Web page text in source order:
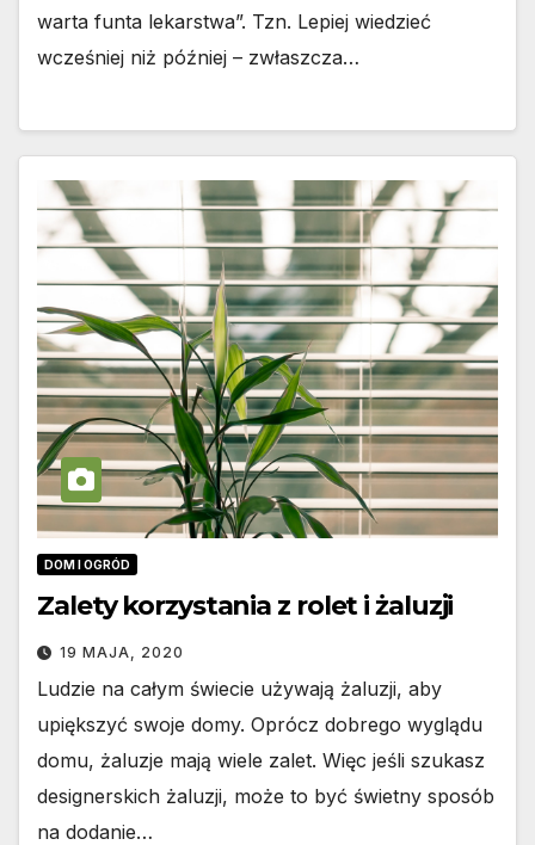
warta funta lekarstwa”. Tzn. Lepiej wiedzieć
wcześniej niż później – zwłaszcza…
DOM I OGRÓD
Zalety korzystania z rolet i żaluzji
19 MAJA, 2020
Ludzie na całym świecie używają żaluzji, aby
upiększyć swoje domy. Oprócz dobrego wyglądu
domu, żaluzje mają wiele zalet. Więc jeśli szukasz
designerskich żaluzji, może to być świetny sposób
na dodanie…